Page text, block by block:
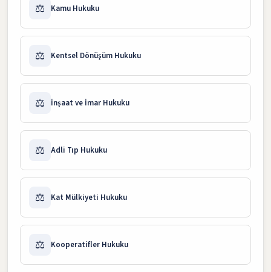
⚖️ Kamu Hukuku
⚖️ Kentsel Dönüşüm Hukuku
⚖️ İnşaat ve İmar Hukuku
⚖️ Adli Tıp Hukuku
⚖️ Kat Mülkiyeti Hukuku
⚖️ Kooperatifler Hukuku